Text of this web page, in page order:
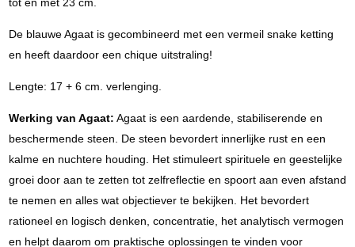
De blauwe Agaat is gecombineerd met een vermeil snake ketting
en heeft daardoor een chique uitstraling!
Lengte: 17 + 6 cm. verlenging.
Werking van Agaat: Agaat is een aardende, stabiliserende en
beschermende steen. De steen bevordert innerlijke rust en een
kalme en nuchtere houding. Het stimuleert spirituele en geestelijke
groei door aan te zetten tot zelfreflectie en spoort aan even afstand
te nemen en alles wat objectiever te bekijken. Het bevordert
rationeel en logisch denken, concentratie, het analytisch vermogen
en helpt daarom om praktische oplossingen te vinden voor